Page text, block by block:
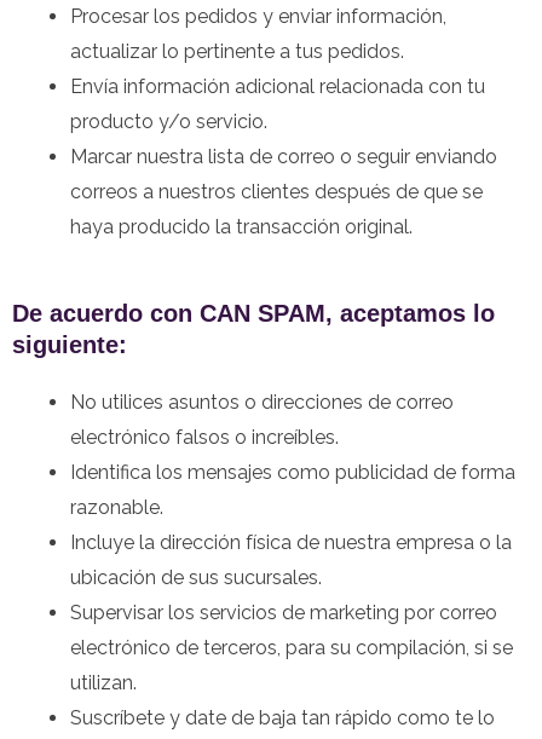
Procesar los pedidos y enviar información,
actualizar lo pertinente a tus pedidos.
Envía información adicional relacionada con tu
producto y/o servicio.
Marcar nuestra lista de correo o seguir enviando
correos a nuestros clientes después de que se
haya producido la transacción original.
De acuerdo con CAN SPAM, aceptamos lo
siguiente:
No utilices asuntos o direcciones de correo
electrónico falsos o increíbles.
Identifica los mensajes como publicidad de forma
razonable.
Incluye la dirección física de nuestra empresa o la
ubicación de sus sucursales.
Supervisar los servicios de marketing por correo
electrónico de terceros, para su compilación, si se
utilizan.
Suscríbete y date de baja tan rápido como te lo